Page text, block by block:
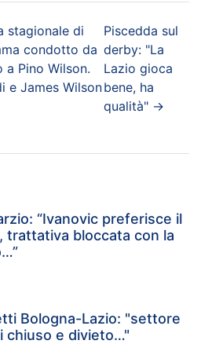
stagionale di
condotto da
a Pino Wilson.
e James Wilson
Piscedda sul
derby: "La
Lazio gioca
bene, ha
qualità" →
“Ivanovic preferisce il
trattativa bloccata con la
Bologna-Lazio: "settore
chiuso e divieto…"